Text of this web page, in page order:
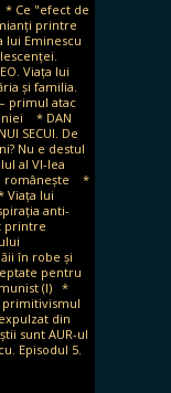
* Ce "efect de
printre
lui Eminescu
Viața lui
și familia.
primul atac
* DAN
SECUI. De
Nu e destul
al VI-lea
românește
*
Viața lui
anti-
printre
în robe și
pentru
(I) *
primitivismul
din
sunt AUR-ul
Episodul 5.